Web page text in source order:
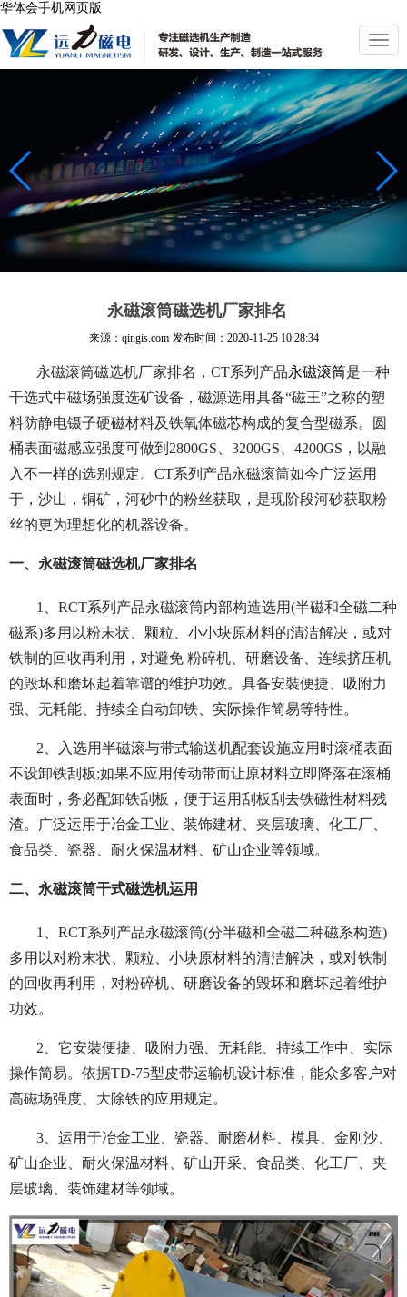
华体会手机网页版
切
换
导
航
永磁滚筒磁选机厂家排名
来源：qingis.com 发布时间： 2020-11-25 10:28:34
永磁滚筒磁选机厂家排名，CT系列产品永磁滚筒是一种
干选式中磁场强度选矿设备，磁源选用具备“磁王”之称的塑
料防静电镊子硬磁材料及铁氧体磁芯构成的复合型磁系。圆
桶表面磁感应强度可做到2800GS、3200GS、4200GS，以融
入不一样的选别规定。CT系列产品永磁滚筒如今广泛运用
于，沙山，铜矿，河砂中的粉丝获取，是现阶段河砂获取粉
丝的更为理想化的机器设备。
一、永磁滚筒磁选机厂家排名
1、RCT系列产品永磁滚筒内部构造选用(半磁和全磁二种
磁系)多用以粉末状、颗粒、小小块原材料的清洁解决，或对
铁制的回收再利用，对避免 粉碎机、研磨设备、连续挤压机
的毁坏和磨坏起着靠谱的维护功效。具备安裝便捷、吸附力
强、无耗能、持续全自动卸铁、实际操作简易等特性。
2、入选用半磁滚与带式输送机配套设施应用时滚桶表面
不设卸铁刮板;如果不应用传动带而让原材料立即降落在滚桶
表面时，务必配卸铁刮板，便于运用刮板刮去铁磁性材料残
渣。广泛运用于冶金工业、装饰建材、夹层玻璃、化工厂、
食品类、瓷器、耐火保温材料、矿山企业等领域。
二、永磁滚筒干式磁选机运用
1、RCT系列产品永磁滚筒(分半磁和全磁二种磁系构造)
多用以对粉末状、颗粒、小块原材料的清洁解决，或对铁制
的回收再利用，对粉碎机、研磨设备的毁坏和磨坏起着维护
功效。
2、它安裝便捷、吸附力强、无耗能、持续工作中、实际
操作简易。依据TD-75型皮带运输机设计标准，能众多客户对
高磁场强度、大除铁的应用规定。
3、运用于冶金工业、瓷器、耐磨材料、模具、金刚沙、
矿山企业、耐火保温材料、矿山开采、食品类、化工厂、夹
层玻璃、装饰建材等领域。